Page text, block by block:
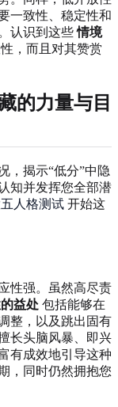
一致性、稳定性和
认识到这些情境
，而且对其赞赏
的力量与目
，揭示“低分”中隐
知并发挥您全部潜
人格测试 开始这
性强。虽然高尽责
益处 包括能够在
整，以及跳出固有
长头脑风暴、即兴
有成效地引导这种
，同时仍然拥抱您